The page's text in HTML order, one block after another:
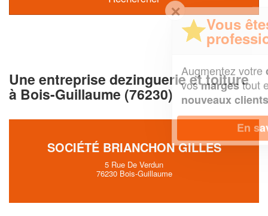
Une entreprise dezinguerie et toiture
à Bois-Guillaume (76230)
SOCIÉTÉ BRIANCHON GILLES
5 Rue De Verdun
76230 Bois-Guillaume
✕
Vous êtes un
professionnel ?
chiffre d'affaireset
vosmargestout en gagnant de
nouveaux clients!